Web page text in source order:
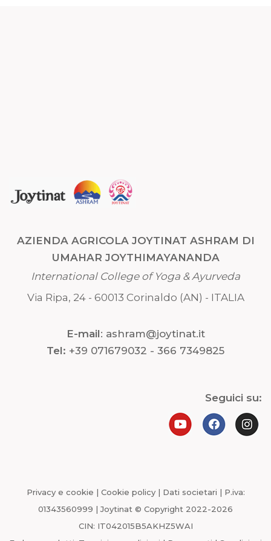
AZIENDA AGRICOLA JOYTINAT ASHRAM DI
UMAHAR JOYTHIMAYANANDA
International College of Yoga & Ayurveda
Via Ripa, 24 - 60013 Corinaldo (AN) - ITALIA
E-mail: ashram@joytinat.it
Tel: +39 071679032 - 366 7349825
Seguici su:
Privacy e cookie | Cookie policy| Dati societari | P.iva:
01343560999 |Joytinat © Copyright 2022-2026
CIN: IT042015B5AKHZ5WAI